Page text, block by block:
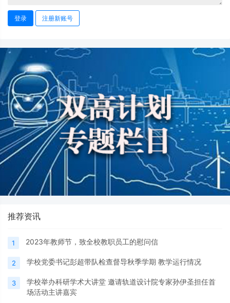
登录 注册新账号
推荐资讯
1 2023年教师节，致全校教职员工的慰问信
2 学校党委书记彭超带队检查督导秋季学期 教学运行情况
3
学校举办科研学术大讲堂 邀请轨道设计院专家孙伊圣担任首
场活动主讲嘉宾